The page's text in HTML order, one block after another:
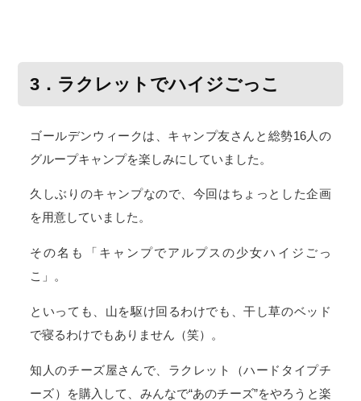
3．ラクレットでハイジごっこ
ゴールデンウィークは、キャンプ友さんと総勢16人の
グループキャンプを楽しみにしていました。
久しぶりのキャンプなので、今回はちょっとした企画
を用意していました。
その名も「キャンプでアルプスの少女ハイジごっ
こ」。
といっても、山を駆け回るわけでも、干し草のベッド
で寝るわけでもありません（笑）。
知人のチーズ屋さんで、ラクレット（ハードタイプチ
ーズ）を購入して、みんなで“あのチーズ”をやろうと楽